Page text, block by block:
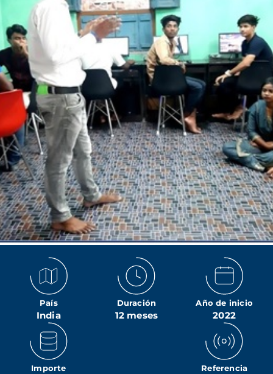
País
India
Duración
12 meses
Año de inicio
2022
Importe Referencia